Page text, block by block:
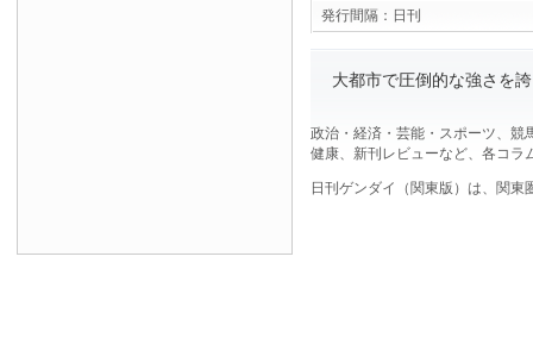
発行間隔： 日刊
大都市で圧倒的な強さを
政治・経済・芸能・スポーツ、競
健康、新刊レビューなど、各コラ
日刊ゲンダイ（関東版）は、関